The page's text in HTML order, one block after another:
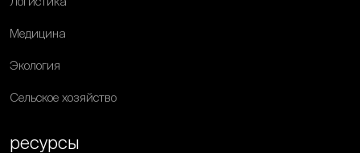
Медицина
Экология
Сельское хозяйство
ресурсы